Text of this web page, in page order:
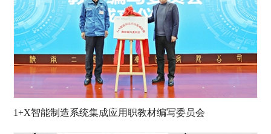
1+X智能制造系统集成应用职教材编写委员会